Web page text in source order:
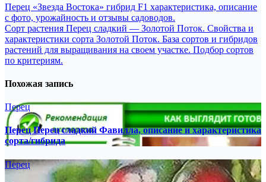
Навигация
по
записям
Перец «Звезда Востока» гибрид F1 характеристика, описание
с фото, урожайность и отзывы садоводов.
Сорт растения Перец сладкий — Золотой Поток. Свойства и
характеристики сорта Золотой Поток. База сортов и гибридов
растений для выращивания на своем участке. Подбор сортов
по критериям.
Похожая запись
Перец
Перец Перец сладкий Фавилла, описание и характеристика
сорта/гибрида
Перец